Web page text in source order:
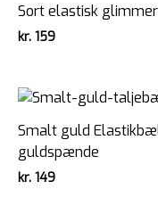
Sort elastisk
kr. 159
Smalt guld
guldspænde
kr. 149